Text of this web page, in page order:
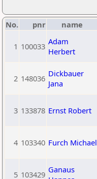
No. pnr name
1 100033 Adam
Herbert
2 148036 Dickbauer
Jana
3 133878 Ernst Robert
4 103340 Furch Michael
5 103429 Ganaus